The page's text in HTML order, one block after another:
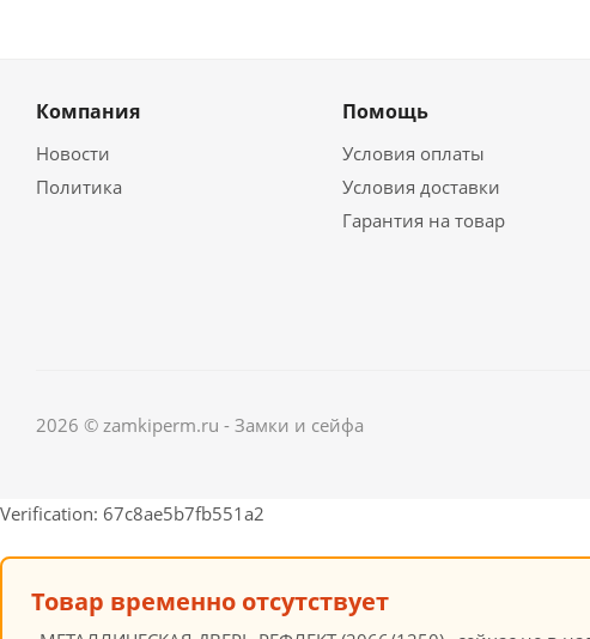
Компания
Новости
Политика
Помощь
Условия оплаты
Условия доставки
Гарантия на товар
2026 © zamkiperm.ru - Замки и сейфа
Verification: 67c8ae5b7fb551a2
Товар временно отсутствует